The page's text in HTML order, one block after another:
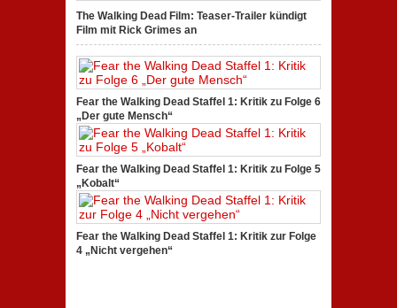
The Walking Dead Film: Teaser-Trailer kündigt
Film mit Rick Grimes an
Fear the Walking Dead Staffel 1: Kritik zu Folge 6
„Der gute Mensch“
Fear the Walking Dead Staffel 1: Kritik zu Folge 5
„Kobalt“
Fear the Walking Dead Staffel 1: Kritik zur Folge
4 „Nicht vergehen“